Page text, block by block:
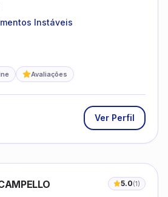
Instáveis
Avaliações
Ver Perfil
5.0(1)